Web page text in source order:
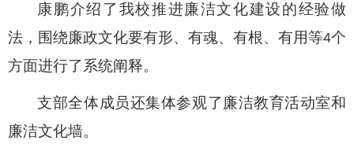
康鹏介绍了我校推进廉洁文化建设的经验做
法，围绕廉政文化要有形、有魂、有根、有用等4个
方面进行了系统阐释。
支部全体成员还集体参观了廉洁教育活动室和
廉洁文化墙。